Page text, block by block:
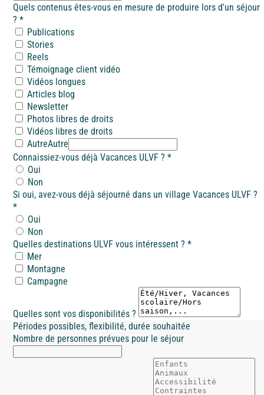
Quels contenus êtes-vous en mesure de produire lors d'un séjour
? *
Publications
Stories
Reels
Témoignage client vidéo
Vidéos longues
Articles blog
Newsletter
Photos libres de droits
Vidéos libres de droits
AutreAutre
Connaissiez-vous déjà Vacances ULVF ? *
Oui
Non
Si oui, avez-vous déjà séjourné dans un village Vacances ULVF ?
*
Oui
Non
Quelles destinations ULVF vous intéressent ? *
Mer
Montagne
Campagne
Quelles sont vos disponibilités ?
Périodes possibles, flexibilité, durée souhaitée
Nombre de personnes prévues pour le séjour